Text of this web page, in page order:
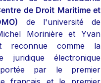
de Droit Maritime et
de l'université de
Morinière et Yvan
reconnue comme la
juridique électronique
par le premier